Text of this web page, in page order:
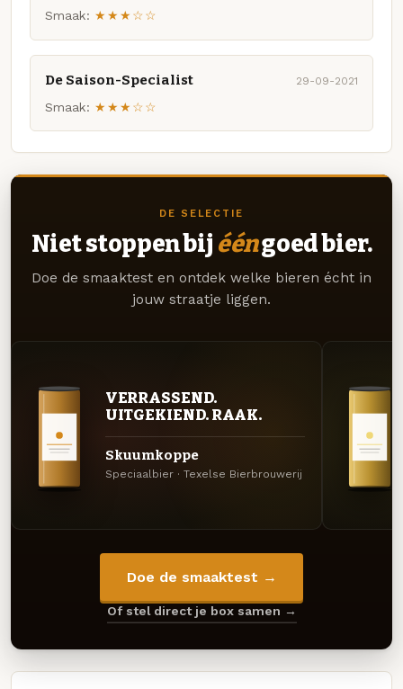
Smaak: ★★★☆☆
De Saison-Specialist 29-09-2021
Smaak: ★★★☆☆
DE SELECTIE
Niet stoppen bij ééngoed bier.
Doe de smaaktest en ontdek welke bieren écht in
jouw straatje liggen.
VERRASSEND.
UITGEKIEND. RAAK.
Skuumkoppe
Speciaalbier · Texelse Bierbrouwerij
Doe de smaaktest →
Of stel direct je box samen →